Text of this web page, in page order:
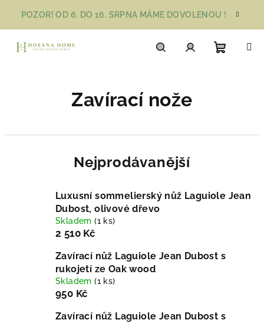
obsah
POZOR! OD 6. DO 16. SRPNA MÁME DOVOLENOU !
Zavírací nože
Nejprodávanější
Luxusní sommelierský nůž Laguiole Jean
Dubost, olivové dřevo
Skladem(1 ks)
2 510 Kč
Zavírací nůž Laguiole Jean Dubost s
rukojetí ze Oak wood
Skladem(1 ks)
950 Kč
Zavírací nůž Laguiole Jean Dubost s